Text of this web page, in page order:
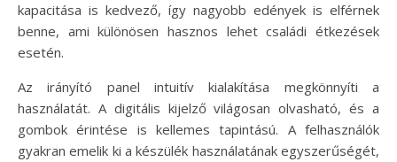
kapacitása is kedvező, így nagyobb edények is elférnek
benne, ami különösen hasznos lehet családi étkezések
esetén.
Az irányító panel intuitív kialakítása megkönnyíti a
használatát. A digitális kijelző világosan olvasható, és a
gombok érintése is kellemes tapintású. A felhasználók
gyakran emelik ki a készülék használatának egyszerűségét,